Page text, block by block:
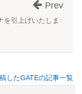
を引上げいたしま
Prev
したGATEの記事一覧